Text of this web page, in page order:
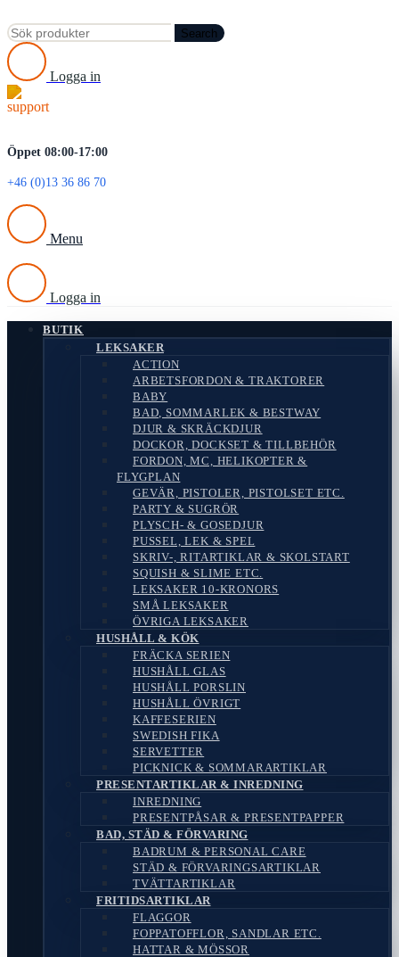
Search
Logga in
Öppet 08:00-17:00
+46 (0)13 36 86 70
Menu
Logga in
BUTIK
LEKSAKER
ACTION
ARBETSFORDON & TRAKTORER
BABY
BAD, SOMMARLEK & BESTWAY
DJUR & SKRÄCKDJUR
DOCKOR, DOCKSET & TILLBEHÖR
FORDON, MC, HELIKOPTER &
FLYGPLAN
GEVÄR, PISTOLER, PISTOLSET ETC.
PARTY & SUGRÖR
PLYSCH- & GOSEDJUR
PUSSEL, LEK & SPEL
SKRIV-, RITARTIKLAR & SKOLSTART
SQUISH & SLIME ETC.
LEKSAKER 10-KRONORS
SMÅ LEKSAKER
ÖVRIGA LEKSAKER
HUSHÅLL & KÖK
FRÄCKA SERIEN
HUSHÅLL GLAS
HUSHÅLL PORSLIN
HUSHÅLL ÖVRIGT
KAFFESERIEN
SWEDISH FIKA
SERVETTER
PICKNICK & SOMMARARTIKLAR
PRESENTARTIKLAR & INREDNING
INREDNING
PRESENTPÅSAR & PRESENTPAPPER
BAD, STÄD & FÖRVARING
BADRUM & PERSONAL CARE
STÄD & FÖRVARINGSARTIKLAR
TVÄTTARTIKLAR
FRITIDSARTIKLAR
FLAGGOR
FOPPATOFFLOR, SANDLAR ETC.
HATTAR & MÖSSOR